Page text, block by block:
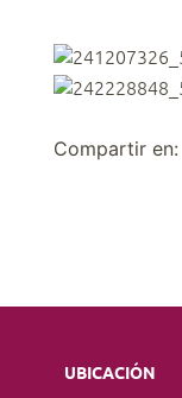
Compartir en:
UBICACIÓN